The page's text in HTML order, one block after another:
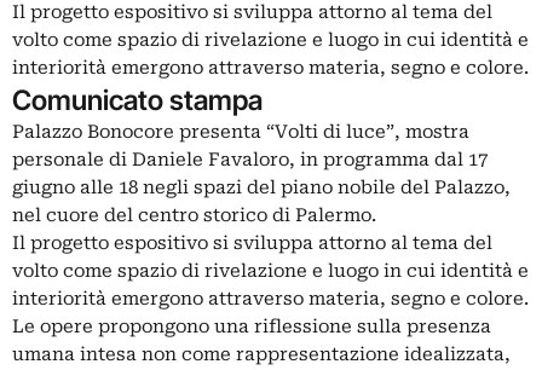
Il progetto espositivo si sviluppa attorno al tema del
volto come spazio di rivelazione e luogo in cui identità e
interiorità emergono attraverso materia, segno e colore.
Comunicato stampa
Palazzo Bonocore presenta “Volti di luce”, mostra
personale di Daniele Favaloro, in programma dal 17
giugno alle 18 negli spazi del piano nobile del Palazzo,
nel cuore del centro storico di Palermo.
Il progetto espositivo si sviluppa attorno al tema del
volto come spazio di rivelazione e luogo in cui identità e
interiorità emergono attraverso materia, segno e colore.
Le opere propongono una riflessione sulla presenza
umana intesa non come rappresentazione idealizzata,